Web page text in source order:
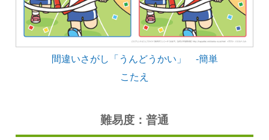
間違いさがし「うんどうかい」 -簡単
こたえ
難易度：普通